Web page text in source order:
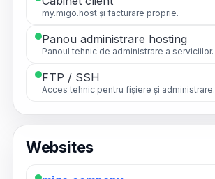
my.migo.host și facturare proprie.
Panou administrare hosting
Panoul tehnic de administrare a serviciilor.
FTP / SSH
Acces tehnic pentru fișiere și administrare.
Websites